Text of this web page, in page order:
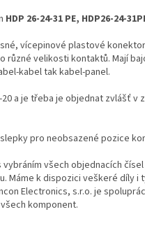
HDP 26-24-31 PE, HDP26-24-
vícepinové plastové
různé velikosti kontaktů. Mají
kabel tak kabel-panel.
a je třeba je objednat zvlášť v
pro neobsazené pozice
všech objednacích čísel
Máme k dispozici veškeré díly i
Electronics, s.r.o. je
komponent.